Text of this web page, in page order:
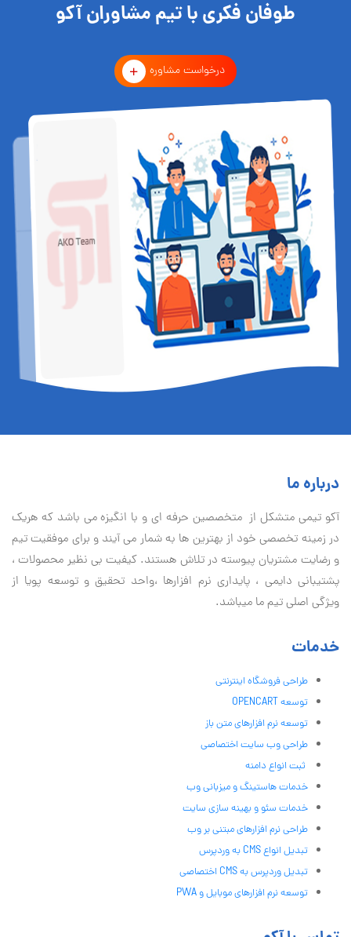
طوفان فکری با تیم مشاوران آکو
درخواست مشاوره
درباره ما
آكو تيمی متشکل از متخصصین حرفه ای و با انگیزه می باشد که هریک
در زمینه تخصصی خود از بهترین ها به شمار می آیند و برای موفقیت تيم
و رضایت مشتریان پیوسته در تلاش هستند. کیفیت بی نظير محصولات ،
پشتیبانی دايمی ، پایداری نرم افزارها ،واحد تحقیق و توسعه پویا از
ویژگی اصلی تیم ما میباشد.
خدمات
طراحی فروشگاه اینترنتی
توسعه OPENCART
توسعه نرم افزارهای متن باز
طراحی وب سایت اختصاصی
ثبت انواع دامنه
خدمات هاستینگ و میزبانی وب
خدمات سئو و بهینه سازی سایت
طراحی نرم افزارهای مبتنی بر وب
تبدیل انواع CMS به وردپرس
تبدیل وردپرس به CMS اختصاصی
توسعه نرم افزارهای موبایل و PWA